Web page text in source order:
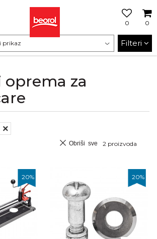
0
0
oprema za
Filteri
2 proizvoda
Obriši sve
20% 20%